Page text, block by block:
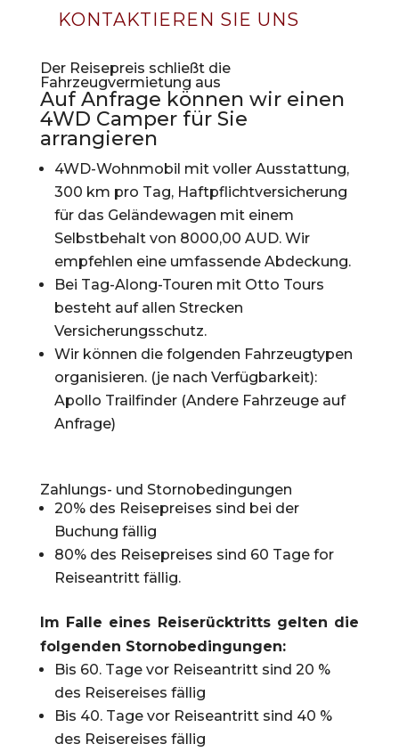
KONTAKTIEREN SIE UNS
Der Reisepreis schließt die
Fahrzeugvermietung aus
Auf Anfrage können wir einen
4WD Camper für Sie
arrangieren
4WD-Wohnmobil mit voller Ausstattung,
300 km pro Tag, Haftpflichtversicherung
für das Geländewagen mit einem
Selbstbehalt von 8000,00 AUD. Wir
empfehlen eine umfassende Abdeckung.
Bei Tag-Along-Touren mit Otto Tours
besteht auf allen Strecken
Versicherungsschutz.
Wir können die folgenden Fahrzeugtypen
organisieren. (je nach Verfügbarkeit):
Apollo Trailfinder (Andere Fahrzeuge auf
Anfrage)
Zahlungs- und Stornobedingungen
20% des Reisepreises sind bei der
Buchung fällig
80% des Reisepreises sind 60 Tage for
Reiseantritt fällig.
Im Falle eines Reiserücktritts gelten die
folgenden Stornobedingungen:
Bis 60. Tage vor Reiseantritt sind 20 %
des Reisereises fällig
Bis 40. Tage vor Reiseantritt sind 40 %
des Reisereises fällig